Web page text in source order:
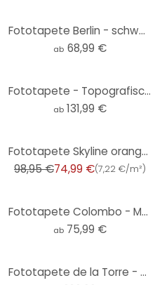
Fototapete Berlin - schwarz-weiß - Love your City
ab 68,99 €
Fototapete - Topografische Weltkarte - vintage
ab 131,99 €
Fototapete Skyline orange grau - Vliestapete Architektur Livingwalls - matt und glatt
98,95 €74,99 €(7,22 €/m²)
Fototapete Colombo - Matera in Italien
ab 75,99 €
Fototapete de la Torre - Toskana